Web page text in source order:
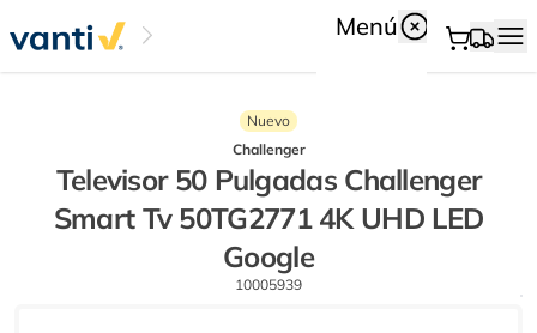
Menú
Nuevo
Challenger
Televisor 50 Pulgadas Challenger
Smart Tv 50TG2771 4K UHD LED
Google
10005939